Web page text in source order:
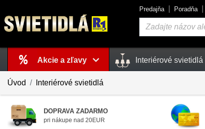
Predajňa Poradňa
Vyhľadávanie
Košík
je prázdny
Akcie a zľavy Interiérové svietidlá
Úvod Interiérové svietidlá
DOPRAVA ZADARMO
pri nákupe nad 20EUR